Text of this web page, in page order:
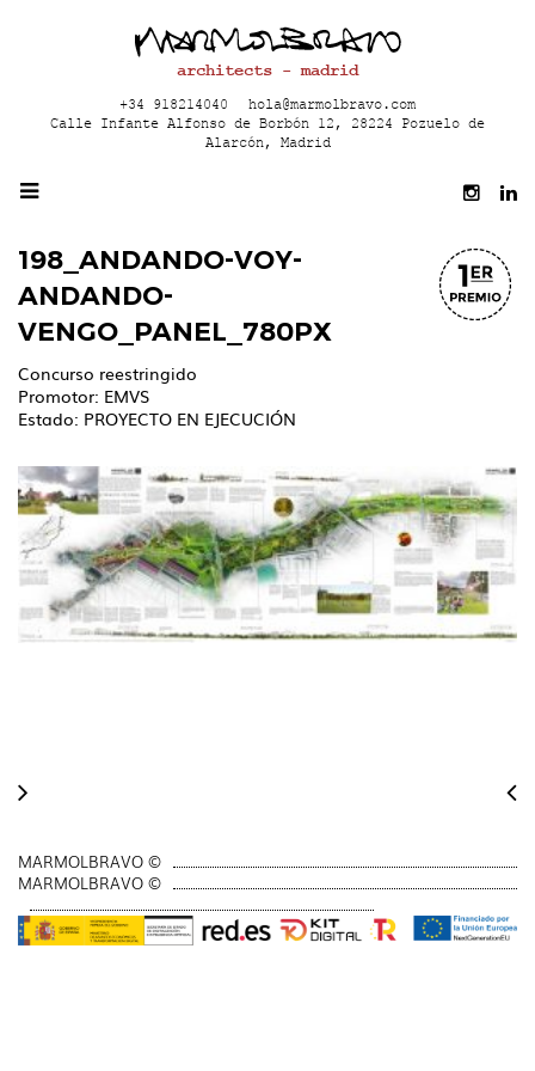
architects - madrid
+34 918214040
hola@marmolbravo.com
Calle Infante Alfonso de Borbón 12, 28224 Pozuelo de
Alarcón, Madrid
198_ANDANDO-VOY-
ANDANDO-
VENGO_PANEL_780PX
Concurso reestringido
Promotor: EMVS
Estado: PROYECTO EN EJECUCIÓN
MARMOLBRAVO ©
MARMOLBRAVO ©